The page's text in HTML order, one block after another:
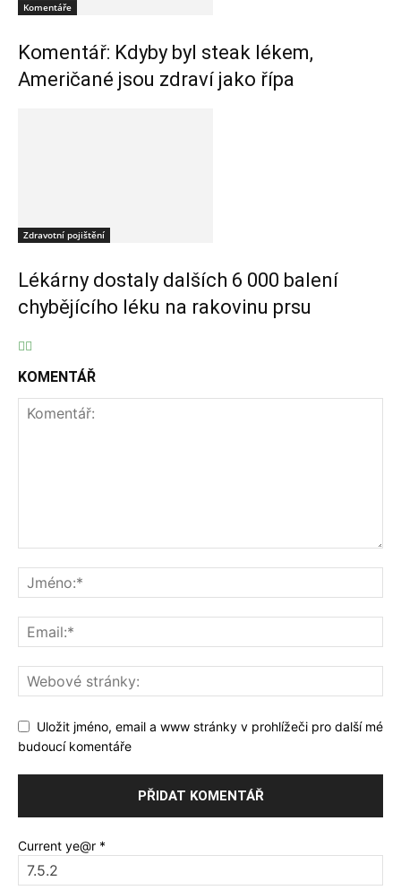
Komentáře
Komentář: Kdyby byl steak lékem,
Američané jsou zdraví jako řípa
Zdravotní pojištění
Lékárny dostaly dalších 6 000 balení
chybějícího léku na rakovinu prsu
KOMENTÁŘ
Uložit jméno, email a www stránky v prohlížeči pro další mé
budoucí komentáře
Current ye@r *